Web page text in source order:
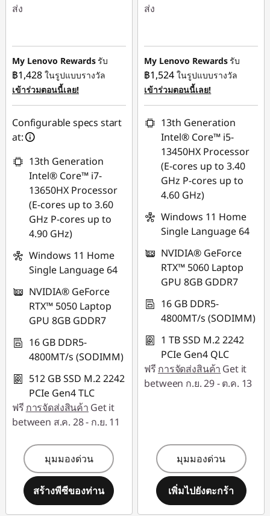
ส่ง
฿21,562.89
หรือ
การประหยัด
eCoupon :-
฿21,809.61
*Savings cannot be
ใช้ eCoupon :
MIDNIGHT
My Lenovo Rewardsรับ
฿1,428 ในรูปแบบรางวัล
เข้าร่วมตอนนี้เลย!
Configurable specs start
at:
13th Generation
Intel® Core™ i7-
13650HX Processor
(E-cores up to 3.60
GHz P-cores up to
4.90 GHz)
Windows 11 Home
Single Language 64
NVIDIA® GeForce
RTX™ 5050 Laptop
GPU 8GB GDDR7
16 GB DDR5-
4800MT/s (SODIMM)
512 GB SSD M.2 2242
PCIe Gen4 TLC
ฟรี การจัดส่งสินค้า Get it
between ส.ค. 28 - ก.ย. 11
มุมมองด่วน
สร้างพีซีของท่าน
ส่ง
฿5,640.00
ใช้ eCoupon :
88SALETH
My Lenovo Rewardsรับ
฿1,524 ในรูปแบบรางวัล
เข้าร่วมตอนนี้เลย!
13th Generation
Intel® Core™ i5-
13450HX Processor
(E-cores up to 3.40
GHz P-cores up to
4.60 GHz)
Windows 11 Home
Single Language 64
NVIDIA® GeForce
RTX™ 5060 Laptop
GPU 8GB GDDR7
16 GB DDR5-
4800MT/s (SODIMM)
1 TB SSD M.2 2242
PCIe Gen4 QLC
ฟรี การจัดส่งสินค้า Get it
between ก.ย. 29 - ต.ค. 13
มุมมองด่วน
เพิ่มไปยังตะกร้า